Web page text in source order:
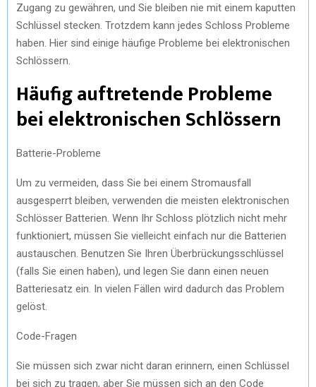
Zugang zu gewähren, und Sie bleiben nie mit einem kaputten
Schlüssel stecken. Trotzdem kann jedes Schloss Probleme
haben. Hier sind einige häufige Probleme bei elektronischen
Schlössern.
Häufig auftretende Probleme
bei elektronischen Schlössern
Batterie-Probleme
Um zu vermeiden, dass Sie bei einem Stromausfall
ausgesperrt bleiben, verwenden die meisten elektronischen
Schlösser Batterien. Wenn Ihr Schloss plötzlich nicht mehr
funktioniert, müssen Sie vielleicht einfach nur die Batterien
austauschen. Benutzen Sie Ihren Überbrückungsschlüssel
(falls Sie einen haben), und legen Sie dann einen neuen
Batteriesatz ein. In vielen Fällen wird dadurch das Problem
gelöst.
Code-Fragen
Sie müssen sich zwar nicht daran erinnern, einen Schlüssel
bei sich zu tragen, aber Sie müssen sich an den Code